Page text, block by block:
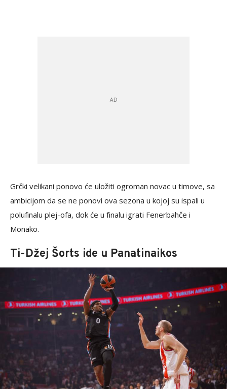
Grčki velikani ponovo će uložiti ogroman novac u timove, sa
ambicijom da se ne ponovi ova sezona u kojoj su ispali u
polufinalu plej-ofa, dok će u finalu igrati Fenerbahče i
Monako.
Ti-Džej Šorts ide u Panatinaikos